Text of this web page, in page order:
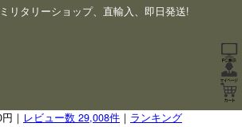
リタリーショップ、直輸入、即日発送!
｜ レビュー数 29,008件 ｜ ランキング